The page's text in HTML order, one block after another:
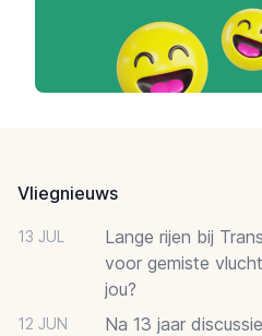
Vliegnieuws
13 JUL
Lange rijen bij
voor gemiste
jou?
12 JUN
Na 13 jaar